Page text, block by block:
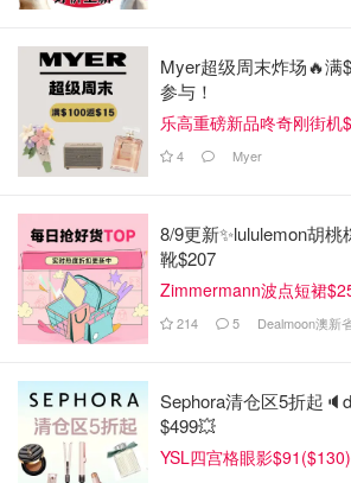
Myer超级周末炸场🔥满
参与！
乐高重磅新品咚奇刚街机
4 Myer
8/9更新✨lululemon胡
靴$207
Zimmermann波点短裙
214 5 Dealmoon澳新
Sephora清仓区5折起
$499💥
YSL四宫格眼影